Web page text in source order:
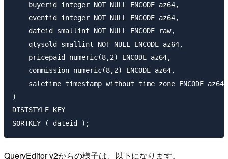
    buyerid integer NOT NULL ENCODE az64,
    eventid integer NOT NULL ENCODE az64,
    dateid smallint NOT NULL ENCODE raw,
    qtysold smallint NOT NULL ENCODE az64,
    pricepaid numeric(8,2) ENCODE az64,
    commission numeric(8,2) ENCODE az64,
    saletime timestamp without time zone ENCODE az64
)
DISTSTYLE KEY
QueryEditor v2からの様子は、以下になります。